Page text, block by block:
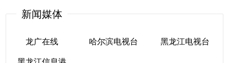
新闻媒体
龙广在线
哈尔滨电视台
黑龙江电视台